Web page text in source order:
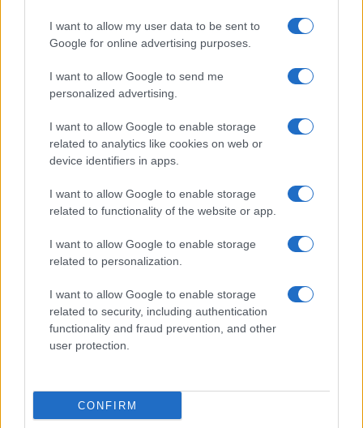
I want to allow my user data to be sent to
Google for online advertising purposes.
I want to allow Google to send me
personalized advertising.
I want to allow Google to enable storage
related to analytics like cookies on web or
device identifiers in apps.
I want to allow Google to enable storage
related to functionality of the website or app.
I want to allow Google to enable storage
related to personalization.
I want to allow Google to enable storage
related to security, including authentication
functionality and fraud prevention, and other
user protection.
CONFIRM
Michelle Hunziker in Gallura, bella anche dal
vivo: un amico vip svela come fa
Calangianus, dopo le polemiche il centro
accoglienza minori chiude
Olbia, divieto di sosta contro spaccio e degrado:
esplode la protesta
Pausa caffè impeccabile: come scegliere la
Monte Pino, la fine di un lungo dolore: storia e
rinascita della strada che segnò la Gallura